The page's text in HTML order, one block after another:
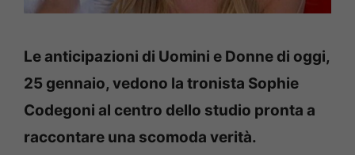
Le anticipazioni di Uomini e Donne di oggi,
25 gennaio, vedono la tronista Sophie
Codegoni al centro dello studio pronta a
raccontare una scomoda verità.